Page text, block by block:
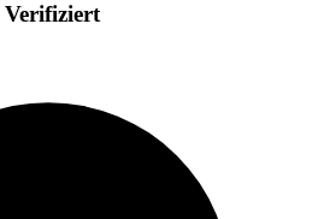
Verifiziert